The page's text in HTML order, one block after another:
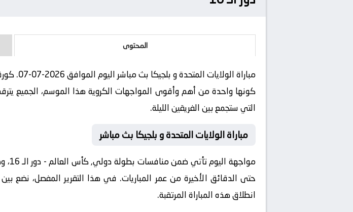
المحتوى
مباراة
كونها واحدة من أهم وأقوى المواجهات الكروية هذا الموسم، الجميع
التي ستجمع بين الفريقين الليلة.
مباراة الولايات المتحدة و بلجيكا بث مباشر
حتى الدقائق الأخيرة من عمر المباريات. في هذا التقرير المفصل، نضع
انطلاق هذه المباراة المرتقبة.